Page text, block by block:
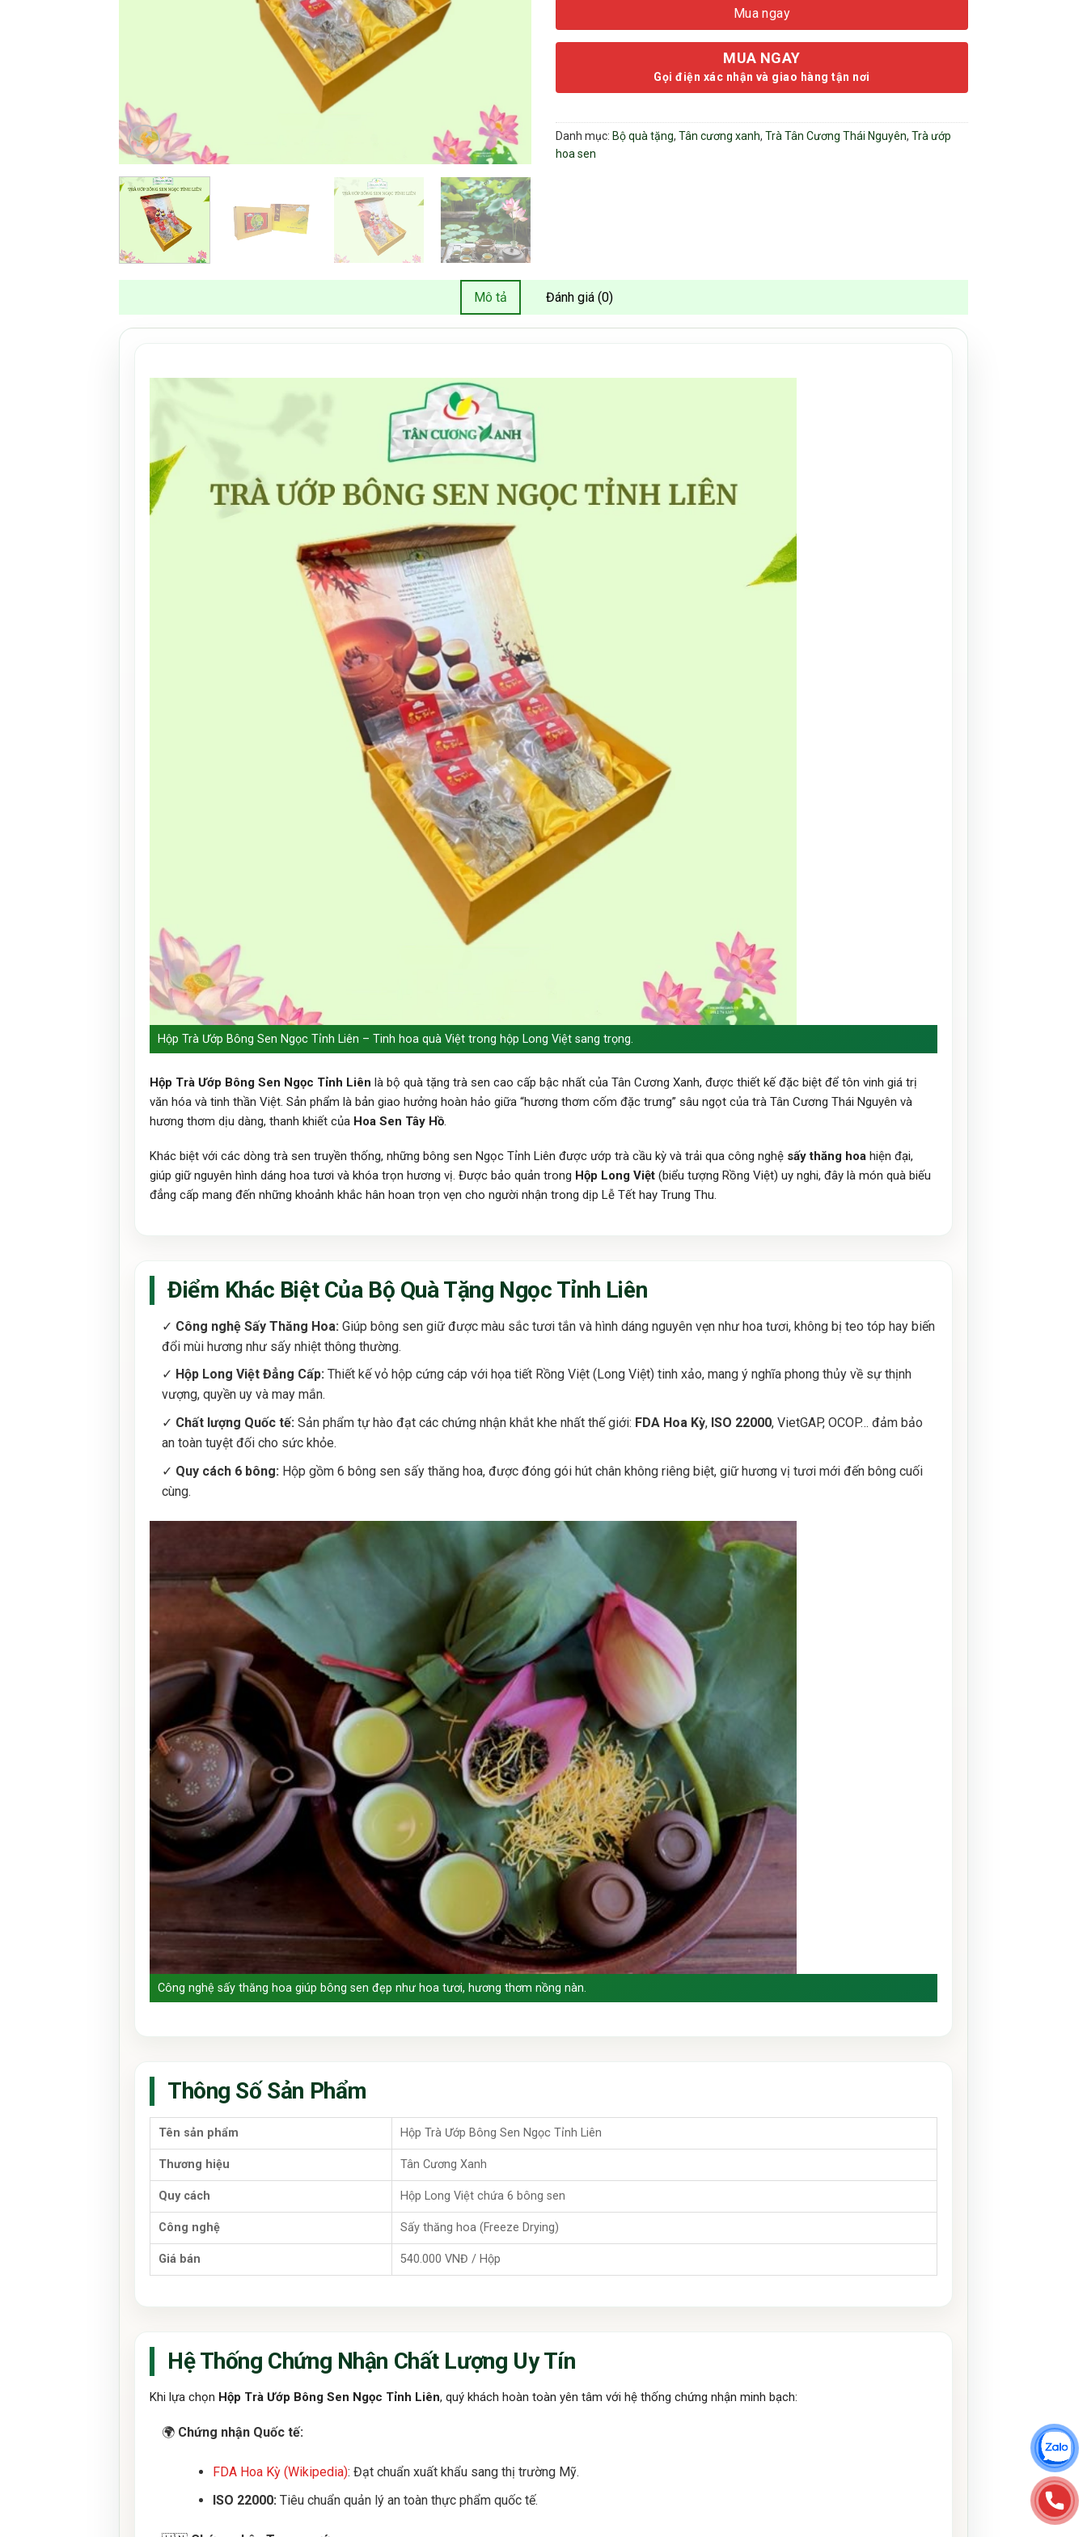
Mua ngay
MUA NGAY
Gọi điện xác nhận và giao hàng tận nơi
Danh mục: Bộ quà tặng, Tân cương xanh, Trà Tân Cương Thái Nguyên, Trà ướp
hoa sen
Mô tả Đánh giá (0)
Hộp Trà Ướp Bông Sen Ngọc Tỉnh Liên – Tinh hoa quà Việt trong hộp Long Việt sang trọng.
Hộp Trà Ướp Bông Sen Ngọc Tỉnh Liên là bộ quà tặng trà sen cao cấp bậc nhất của Tân Cương Xanh, được thiết kế đặc biệt để tôn vinh giá trị
văn hóa và tinh thần Việt. Sản phẩm là bản giao hưởng hoàn hảo giữa “hương thơm cốm đặc trưng” sâu ngọt của trà Tân Cương Thái Nguyên và
hương thơm dịu dàng, thanh khiết của Hoa Sen Tây Hồ.
Khác biệt với các dòng trà sen truyền thống, những bông sen Ngọc Tỉnh Liên được ướp trà cầu kỳ và trải qua công nghệ sấy thăng hoa hiện đại,
giúp giữ nguyên hình dáng hoa tươi và khóa trọn hương vị. Được bảo quản trong Hộp Long Việt (biểu tượng Rồng Việt) uy nghi, đây là món quà biếu
đẳng cấp mang đến những khoảnh khắc hân hoan trọn vẹn cho người nhận trong dịp Lễ Tết hay Trung Thu.
Điểm Khác Biệt Của Bộ Quà Tặng Ngọc Tỉnh Liên
✓ Công nghệ Sấy Thăng Hoa: Giúp bông sen giữ được màu sắc tươi tắn và hình dáng nguyên vẹn như hoa tươi, không bị teo tóp hay biến
đổi mùi hương như sấy nhiệt thông thường.
✓ Hộp Long Việt Đẳng Cấp: Thiết kế vỏ hộp cứng cáp với họa tiết Rồng Việt (Long Việt) tinh xảo, mang ý nghĩa phong thủy về sự thịnh
vượng, quyền uy và may mắn.
✓ Chất lượng Quốc tế: Sản phẩm tự hào đạt các chứng nhận khắt khe nhất thế giới: FDA Hoa Kỳ, ISO 22000, VietGAP, OCOP… đảm bảo
an toàn tuyệt đối cho sức khỏe.
✓ Quy cách 6 bông: Hộp gồm 6 bông sen sấy thăng hoa, được đóng gói hút chân không riêng biệt, giữ hương vị tươi mới đến bông cuối
cùng.
Công nghệ sấy thăng hoa giúp bông sen đẹp như hoa tươi, hương thơm nồng nàn.
Thông Số Sản Phẩm
Tên sản phẩm Hộp Trà Ướp Bông Sen Ngọc Tỉnh Liên
Thương hiệu Tân Cương Xanh
Quy cách Hộp Long Việt chứa 6 bông sen
Công nghệ Sấy thăng hoa (Freeze Drying)
Giá bán 540.000 VNĐ / Hộp
Hệ Thống Chứng Nhận Chất Lượng Uy Tín
Khi lựa chọn Hộp Trà Ướp Bông Sen Ngọc Tỉnh Liên, quý khách hoàn toàn yên tâm với hệ thống chứng nhận minh bạch:
🌍 Chứng nhận Quốc tế:
FDA Hoa Kỳ (Wikipedia): Đạt chuẩn xuất khẩu sang thị trường Mỹ.
ISO 22000: Tiêu chuẩn quản lý an toàn thực phẩm quốc tế.